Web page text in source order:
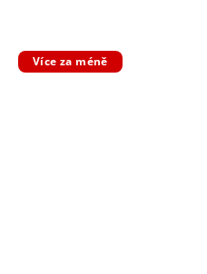
Více za méně